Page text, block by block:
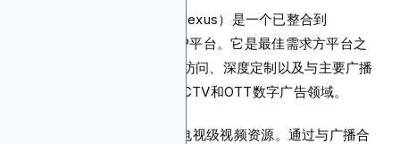
Xandr Invest（前身为AppNexus）是一个已整合到
Microsoft广告业务中的DSP平台。它是最佳需求方平台之
一，为广告主提供高级资源访问、深度定制以及与主要广播
公司的直接集成，特别是在CTV和OTT数字广告领域。
Xandr Invest的显著特点是电视级视频资源。通过与广播合